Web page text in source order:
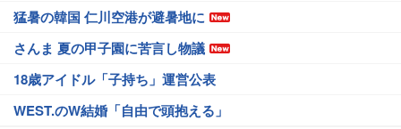
猛暑の韓国 仁川空港が避暑地に
さんま 夏の甲子園に苦言し物議
18歳アイドル「子持ち」運営公表
WEST.のW結婚「自由で頭抱える」